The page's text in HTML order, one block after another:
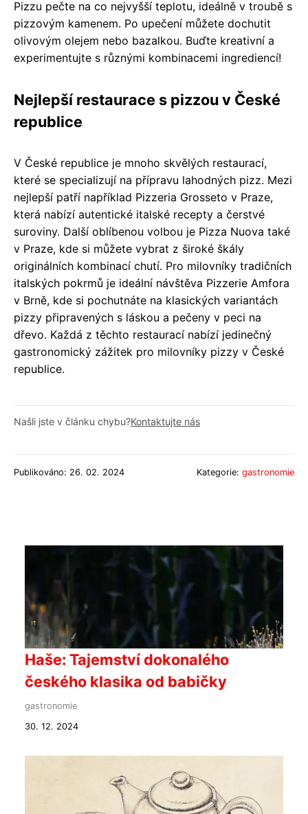
Pizzu pečte na co nejvyšší teplotu, ideálně v troubě s
pizzovým kamenem. Po upečení můžete dochutit
olivovým olejem nebo bazalkou. Buďte kreativní a
experimentujte s různými kombinacemi ingrediencí!
Nejlepší restaurace s pizzou v České
republice
V České republice je mnoho skvělých restaurací,
které se specializují na přípravu lahodných pizz. Mezi
nejlepší patří například Pizzeria Grosseto v Praze,
která nabízí autentické italské recepty a čerstvé
suroviny. Další oblíbenou volbou je Pizza Nuova také
v Praze, kde si můžete vybrat z široké škály
originálních kombinací chutí. Pro milovníky tradičních
italských pokrmů je ideální návštěva Pizzerie Amfora
v Brně, kde si pochutnáte na klasických variantách
pizzy připravených s láskou a pečeny v peci na
dřevo. Každá z těchto restaurací nabízí jedinečný
gastronomický zážitek pro milovníky pizzy v České
republice.
Našli jste v článku chybu?Kontaktujte nás
Publikováno: 26. 02. 2024 Kategorie: gastronomie
Haše: Tajemství dokonalého
českého klasika od babičky
gastronomie
30. 12. 2024